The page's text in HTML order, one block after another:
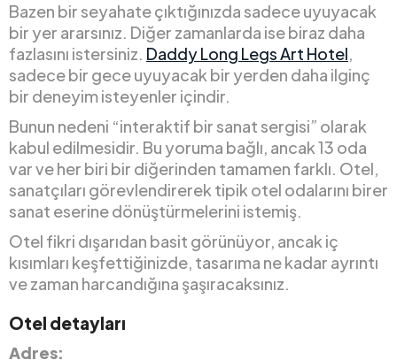
Bazen bir seyahate çıktığınızda sadece uyuyacak
bir yer ararsınız. Diğer zamanlarda ise biraz daha
fazlasını istersiniz. Daddy Long Legs Art Hotel,
sadece bir gece uyuyacak bir yerden daha ilginç
bir deneyim isteyenler içindir.
Bunun nedeni “interaktif bir sanat sergisi” olarak
kabul edilmesidir. Bu yoruma bağlı, ancak 13 oda
var ve her biri bir diğerinden tamamen farklı. Otel,
sanatçıları görevlendirerek tipik otel odalarını birer
sanat eserine dönüştürmelerini istemiş.
Otel fikri dışarıdan basit görünüyor, ancak iç
kısımları keşfettiğinizde, tasarıma ne kadar ayrıntı
ve zaman harcandığına şaşıracaksınız.
Otel detayları
Adres: